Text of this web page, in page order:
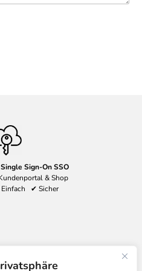
Sign-On SSO
& Shop
✔ Sicher